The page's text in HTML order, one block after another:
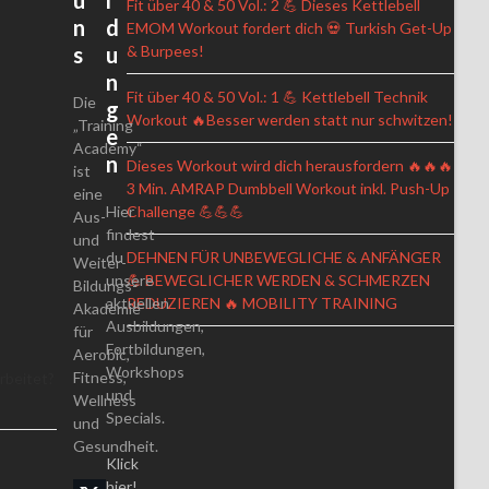
Fit über 40 & 50 Vol.: 2 💪 Dieses Kettlebell
EMOM Workout fordert dich 💀 Turkish Get-Up
& Burpees!
Fit über 40 & 50 Vol.: 1 💪 Kettlebell Technik
Workout 🔥Besser werden statt nur schwitzen!
Dieses Workout wird dich herausfordern 🔥🔥🔥
3 Min. AMRAP Dumbbell Workout inkl. Push-Up
Challenge 💪💪💪
DEHNEN FÜR UNBEWEGLICHE & ANFÄNGER
💪 BEWEGLICHER WERDEN & SCHMERZEN
REDUZIEREN 🔥 MOBILITY TRAINING
n
s
Die
„Training
Academy“
ist
eine
Aus-
und
Weiter-
Bildungs-
Akademie
für
Aerobic,
Fitness,
Wellness
und
Gesundheit.
d
u
n
g
e
n
Hier
findest
du
unsere
aktuellen
Ausbildungen,
Fortbildungen,
Workshops
und
Specials.
Klick